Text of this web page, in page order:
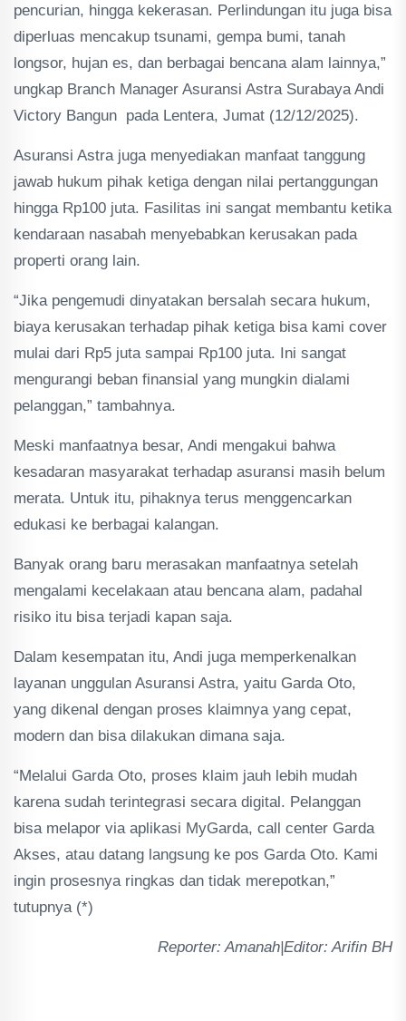
pencurian, hingga kekerasan. Perlindungan itu juga bisa
diperluas mencakup tsunami, gempa bumi, tanah
longsor, hujan es, dan berbagai bencana alam lainnya,”
ungkap Branch Manager Asuransi Astra Surabaya Andi
Victory Bangun pada Lentera, Jumat (12/12/2025).
Asuransi Astra juga menyediakan manfaat tanggung
jawab hukum pihak ketiga dengan nilai pertanggungan
hingga Rp100 juta. Fasilitas ini sangat membantu ketika
kendaraan nasabah menyebabkan kerusakan pada
properti orang lain.
“Jika pengemudi dinyatakan bersalah secara hukum,
biaya kerusakan terhadap pihak ketiga bisa kami cover
mulai dari Rp5 juta sampai Rp100 juta. Ini sangat
mengurangi beban finansial yang mungkin dialami
pelanggan,” tambahnya.
Meski manfaatnya besar, Andi mengakui bahwa
kesadaran masyarakat terhadap asuransi masih belum
merata. Untuk itu, pihaknya terus menggencarkan
edukasi ke berbagai kalangan.
Banyak orang baru merasakan manfaatnya setelah
mengalami kecelakaan atau bencana alam, padahal
risiko itu bisa terjadi kapan saja.
Dalam kesempatan itu, Andi juga memperkenalkan
layanan unggulan Asuransi Astra, yaitu Garda Oto,
yang dikenal dengan proses klaimnya yang cepat,
modern dan bisa dilakukan dimana saja.
“Melalui Garda Oto, proses klaim jauh lebih mudah
karena sudah terintegrasi secara digital. Pelanggan
bisa melapor via aplikasi MyGarda, call center Garda
Akses, atau datang langsung ke pos Garda Oto. Kami
ingin prosesnya ringkas dan tidak merepotkan,”
tutupnya (*)
Reporter: Amanah|Editor: Arifin BH